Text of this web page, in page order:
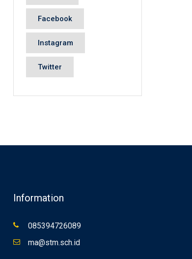
Facebook
Instagram
Twitter
Information
085394726089
ma@stm.sch.id